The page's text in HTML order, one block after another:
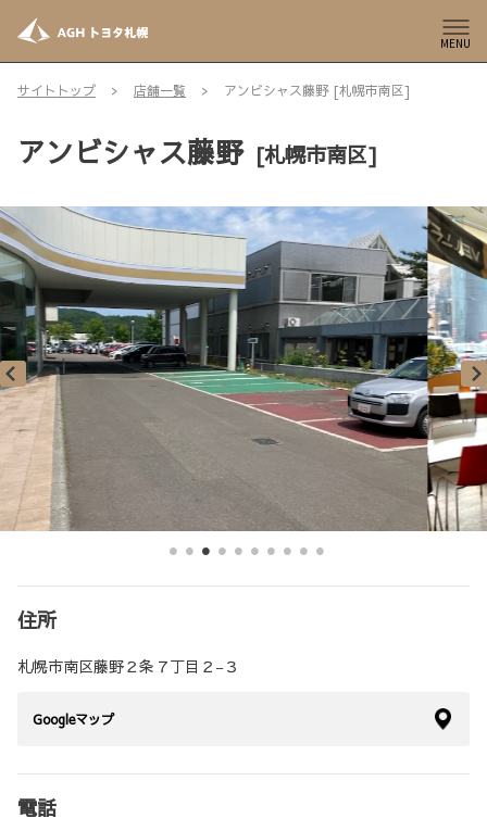
MENU
サイトトップ 店舗一覧 アンビシャス藤野 [札幌市南区]
アンビシャス藤野 [札幌市南区]
住所
札幌市南区藤野２条７丁目２−３
Googleマップ
電話